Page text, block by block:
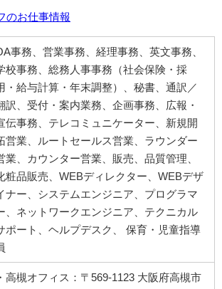
のお仕事情報
事務、営業事務、経理事務、英文事務、
校事務、総務人事事務（社会保険・採
・給与計算・年末調整）、秘書、通訳／
訳、受付・案内業務、企画事務、広報・
伝事務、テレコミュニケーター、新規開
営業、ルートセールス営業、ラウンダー
業、カウンター営業、販売、品質管理、
粧品販売、WEBディレクター、WEBデザ
ナー、システムエンジニア、プログラマ
、ネットワークエンジニア、テクニカル
ポート、ヘルプデスク、 保育・児童指導
・高槻オフィス：〒569-1123 大阪府高槻市